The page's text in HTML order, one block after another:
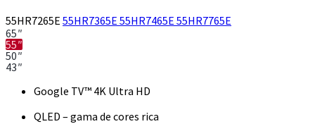
55HR7265E 55HR7365E 55HR7465E 55HR7765E
65″
55″
50″
43″
Google TV™ 4K Ultra HD
QLED – gama de cores rica